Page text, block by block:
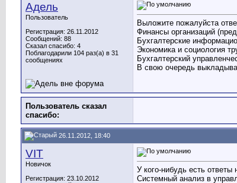
Адель
Пользователь
Регистрация: 26.11.2012
Сообщений: 88
Сказал спасибо: 4
Поблагодарили 104 раз(а) в 31
сообщениях
Выложите пожалуйста
Финансы организаций
Бухгалтерские
Экономика и социология
Бухгалтерский
В свою очередь
Пользователь сказал
cпасибо:
26.11.2012, 18:40
VIT
Новичок
Регистрация: 23.10.2012
У кого-нибудь есть ответы
Системный анализ в